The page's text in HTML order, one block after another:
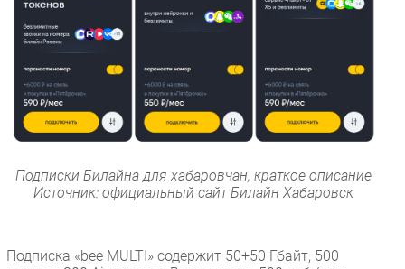
Подписки Билайна для хабаровчан, краткое описание
Источник: официальный сайт Билайн Хабаровск
Подписка «bee MULTI» содержит 50+50 Гбайт, 500